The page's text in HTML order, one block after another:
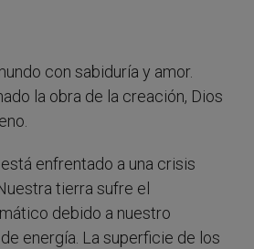
con sabiduría y amor.
la obra de la creación, Dios
enfrentado a una crisis
tierra sufre el
debido a nuestro
energía. La superficie de los